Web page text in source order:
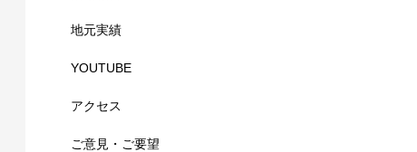
地元実績
YOUTUBE
アクセス
ご意見・ご要望